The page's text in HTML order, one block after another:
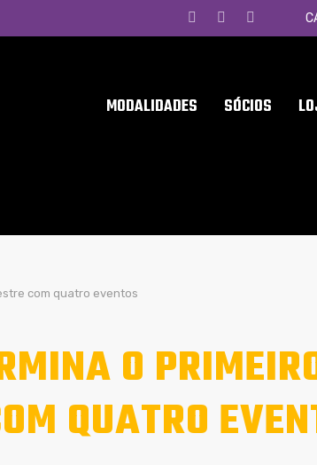
MODALIDADES SÓCIOS
com quatro eventos
O
QUATRO